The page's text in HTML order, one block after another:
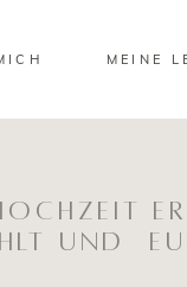
MEINE
und